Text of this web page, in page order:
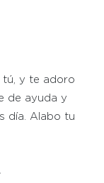
tú, y te adoro
de ayuda y
día. Alabo tu